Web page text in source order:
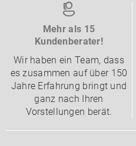
Mehr als 15
Kundenberater!
Wir haben ein Team, dass
es zusammen auf über 150
Jahre Erfahrung bringt und
ganz nach Ihren
Vorstellungen berät.